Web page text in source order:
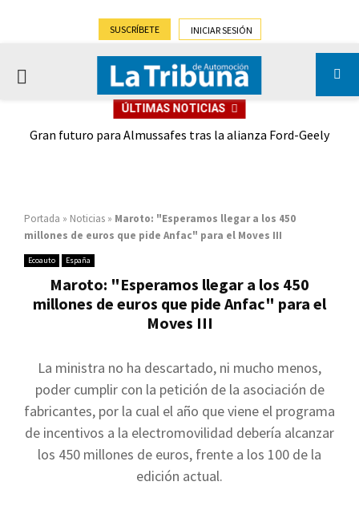
SUSCRÍBETE INICIAR SESIÓN
PRIMARY
ÚLTIMAS NOTICIAS
Gran futuro para Almussafes tras la alianza Ford-Geely
Portada » Noticias » Maroto: "Esperamos llegar a los 450
millones de euros que pide Anfac" para el Moves III
Ecoauto España
Maroto: "Esperamos llegar a los 450
millones de euros que pide Anfac" para el
Moves III
La ministra no ha descartado, ni mucho menos,
poder cumplir con la petición de la asociación de
fabricantes, por la cual el año que viene el programa
de incentivos a la electromovilidad debería alcanzar
los 450 millones de euros, frente a los 100 de la
edición actual.